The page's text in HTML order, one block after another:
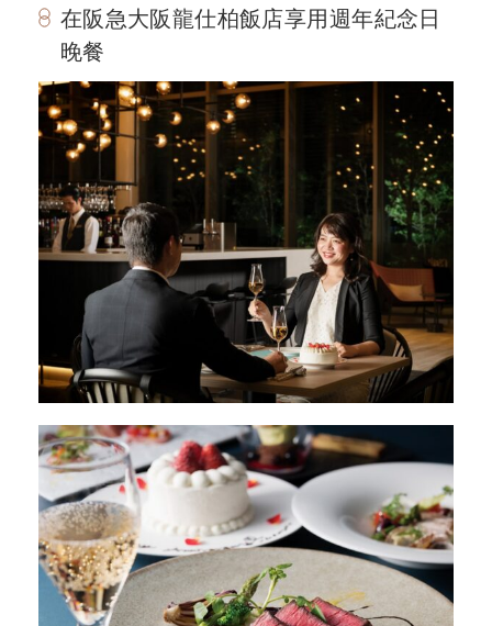
在阪急大阪龍仕柏飯店享用週年紀念日
晚餐